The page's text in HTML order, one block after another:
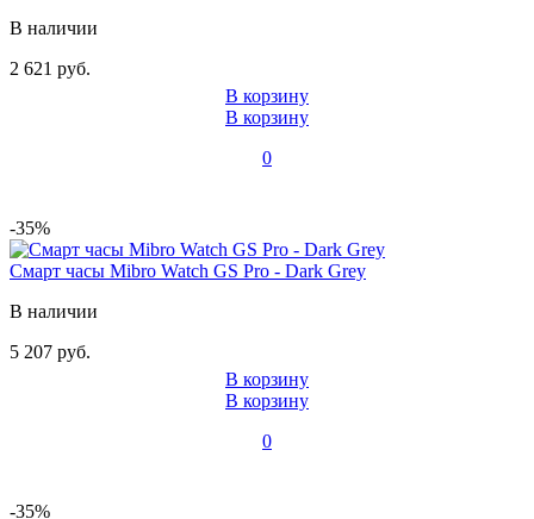
В наличии
2 621 руб.
В корзину
В корзину
0
-35%
Смарт часы Mibro Watch GS Pro - Dark Grey
В наличии
5 207 руб.
В корзину
В корзину
0
-35%